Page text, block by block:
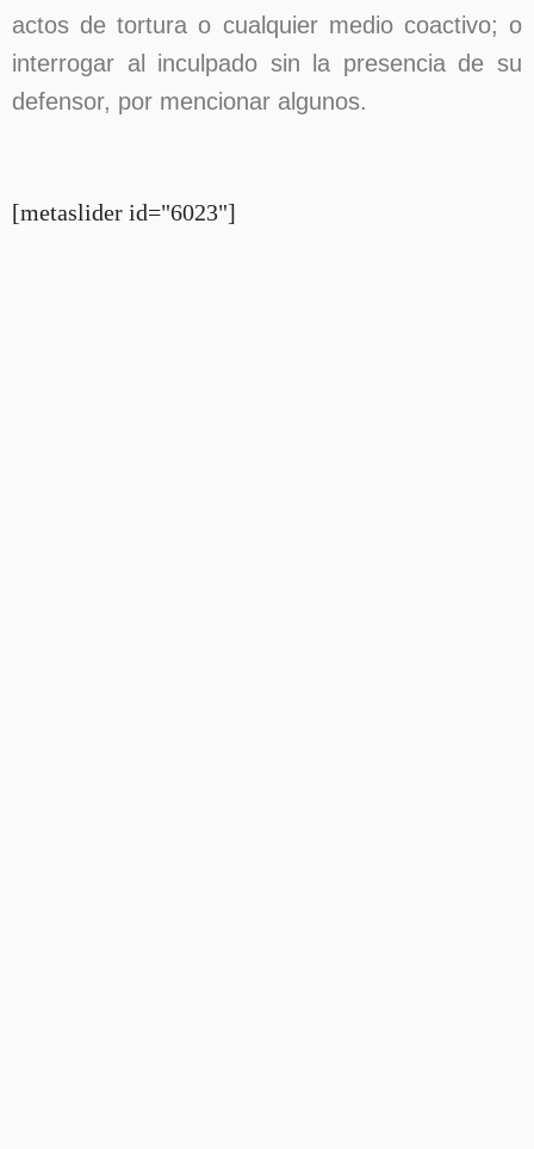
actos de tortura o cualquier medio coactivo; o
interrogar al inculpado sin la presencia de su
defensor, por mencionar algunos.
[metaslider id="6023"]